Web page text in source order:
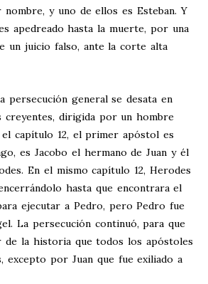
y uno de ellos es Esteban. Y
apedreado hasta la muerte, por una
un juicio falso, ante la corte alta
persecución general se desata en
dirigida por un hombre
el capítulo 12, el primer apóstol es
es Jacobo el hermano de Juan y él
En el mismo capítulo 12, Herodes
hasta que encontrara el
ejecutar a Pedro, pero Pedro fue
La persecución continuó, para que
de la historia que todos los apóstoles
excepto por Juan que fue exiliado a